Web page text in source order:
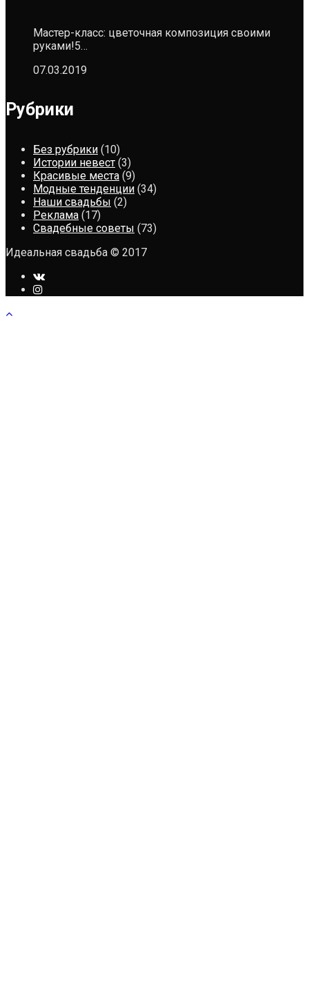
Мастер-класс: цветочная композиция своими
руками!5…
07.03.2019
Рубрики
Без рубрики (10)
Истории невест (3)
Красивые места (9)
Модные тенденции (34)
Наши свадьбы (2)
Реклама (17)
Свадебные советы (73)
Идеальная свадьба © 2017